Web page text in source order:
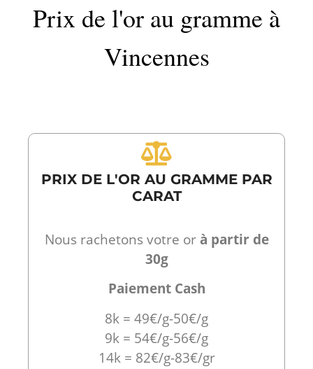
Prix de l'or au gramme à
Vincennes
PRIX DE L'OR AU GRAMME PAR
CARAT
Nous rachetons votre orà partir de
30g
Paiement Cash
8k = 49€/g-50€/g
9k = 54€/g-56€/g
14k = 82€/g-83€/gr